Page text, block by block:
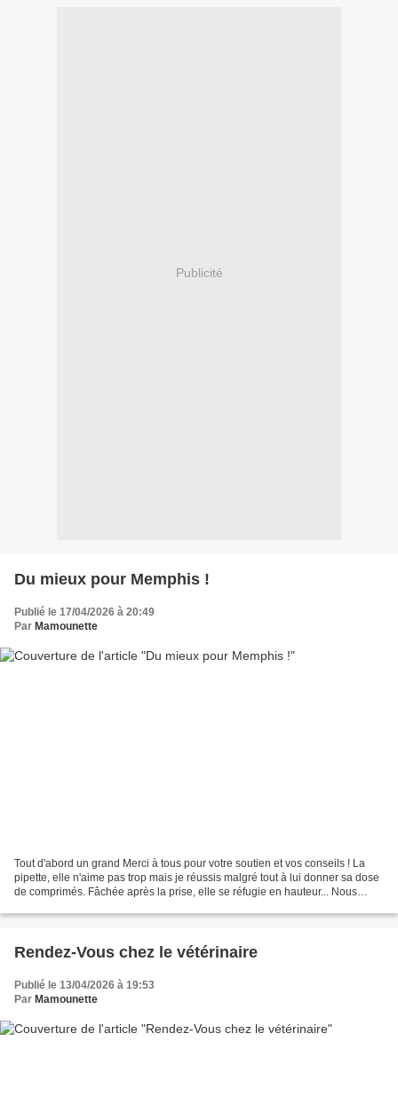
Publicité
Du mieux pour Memphis !
Publié le 17/04/2026 à 20:49
Par Mamounette
Tout d'abord un grand Merci à tous pour votre soutien et vos conseils ! La
pipette, elle n'aime pas trop mais je réussis malgré tout à lui donner sa dose
de comprimés. Fâchée après la prise, elle se réfugie en hauteur... Nous
Rendez-Vous chez le vétérinaire
Publié le 13/04/2026 à 19:53
Par Mamounette